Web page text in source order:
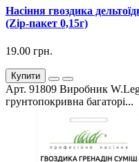
Насіння гвоздика
(Zip-пакет 0,15г)
19.00 грн.
Купити
Арт. 91809 Виробник
грунтопокривна багаторі...